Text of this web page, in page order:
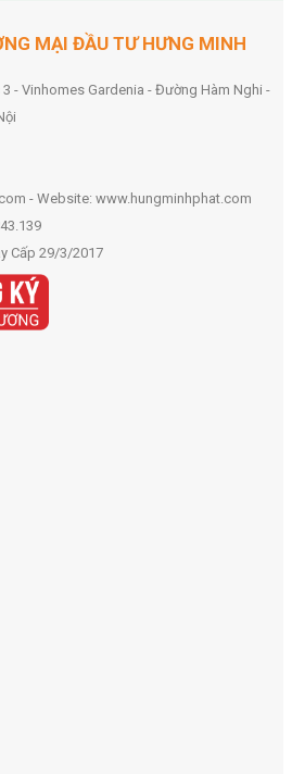
MẠI ĐẦU TƯ HƯNG MINH
- Vinhomes Gardenia - Đường Hàm Nghi -
- Website: www.hungminhphat.com
Cấp 29/3/2017